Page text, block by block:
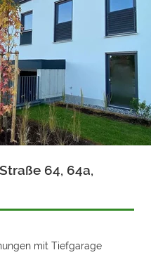
64, 64a,
mit Tiefgarage